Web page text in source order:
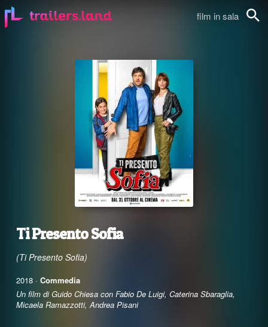
film in sala
Ti Presento Sofia
(Ti Presento Sofia)
2018 · Commedia
Un film di Guido Chiesa con Fabio De Luigi, Caterina Sbaraglia,
Micaela Ramazzotti, Andrea Pisani